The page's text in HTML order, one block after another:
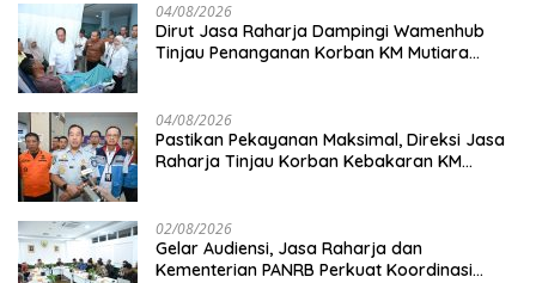
04/08/2026
Dirut Jasa Raharja Dampingi Wamenhub
Tinjau Penanganan Korban KM Mutiara
04/08/2026
Pastikan Pekayanan Maksimal, Direksi Jasa
Raharja Tinjau Korban Kebakaran KM
02/08/2026
Gelar Audiensi, Jasa Raharja dan
Kementerian PANRB Perkuat Koordinasi